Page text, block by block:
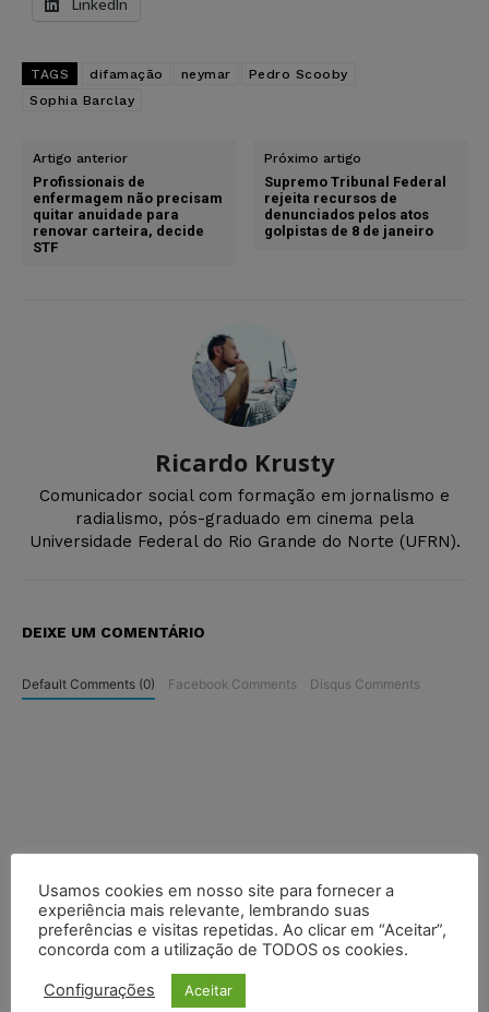
LinkedIn
TAGS difamação neymar
Pedro Scooby
Sophia Barclay
Artigo anterior
Profissionais de
enfermagem não precisam
quitar anuidade para
renovar carteira, decide
STF
Próximo artigo
Supremo Tribunal Federal
rejeita recursos de
denunciados pelos atos
golpistas de 8 de janeiro
Ricardo Krusty
Comunicador social com formação em jornalismo e
radialismo, pós-graduado em cinema pela
Universidade Federal do Rio Grande do Norte (UFRN).
DEIXE UM COMENTÁRIO
Default Comments (0) Facebook Comments Disqus Comments
Usamos cookies em nosso site para fornecer a
experiência mais relevante, lembrando suas
preferências e visitas repetidas. Ao clicar em “Aceitar”,
concorda com a utilização de TODOS os cookies.
Configurações Aceitar